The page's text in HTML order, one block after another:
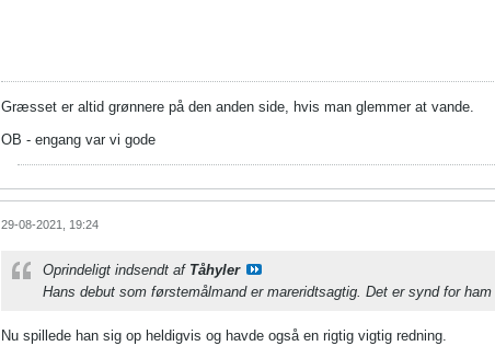
Græsset er altid grønnere på den anden side, hvis man glemmer at vande.
OB - engang var vi gode
29-08-2021, 19:24
Oprindeligt indsendt af Tåhyler
Hans debut som førstemålmand er mareridtsagtig. Det er synd for
Nu spillede han sig op heldigvis og havde også en rigtig vigtig redning.